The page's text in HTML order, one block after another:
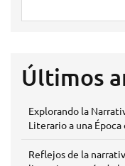
Últimos
Explorando la
Literario a una Época
Reflejos de la